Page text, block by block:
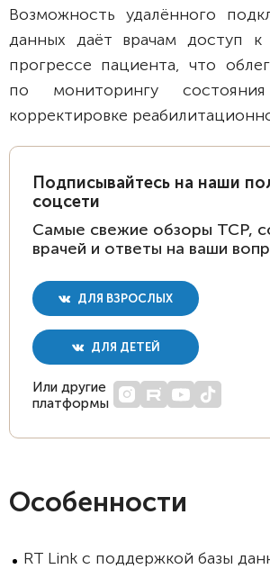
Возможность удалённого
данных даёт врачам доступ
прогрессе пациента, что
по мониторингу
корректировке
Подписывайтесь на наши
соцсети
Самые свежие обзоры ТСР,
врачей и ответы на ваши
ДЛЯ ВЗРОСЛЫХ
ДЛЯ ДЕТЕЙ
Или другие
платформы
Особенности
RT Link с поддержкой базы